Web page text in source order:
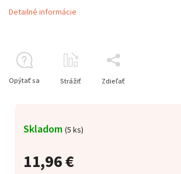
11,96 €
Skladom (5 ks)
Detailné informácie
Opýtať sa Strážiť Zdieľať